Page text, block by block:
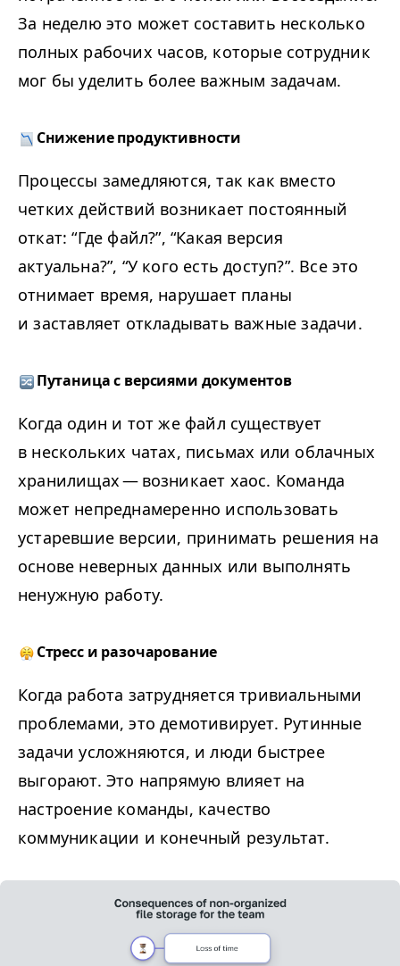
За неделю это может составить несколько
полных рабочих часов, которые сотрудник
мог бы уделить более важным задачам.
Снижение продуктивности
Процессы замедляются, так как вместо
четких действий возникает постоянный
откат:“Где файл?”,“Какая версия
актуальна?”, “У кого есть доступ?”. Все это
отнимает время, нарушает планы
и заставляет откладывать важные задачи.
Путаница с версиями документов
Когда один и тот же файл существует
в нескольких чатах, письмах или облачных
хранилищах — возникает хаос. Команда
может непреднамеренно использовать
устаревшие версии, принимать решения на
основе неверных данных или выполнять
ненужную работу.
Стресс и разочарование
Когда работа затрудняется тривиальными
проблемами, это демотивирует. Рутинные
задачи усложняются, и люди быстрее
выгорают. Это напрямую влияет на
настроение команды, качество
коммуникации и конечный результат.